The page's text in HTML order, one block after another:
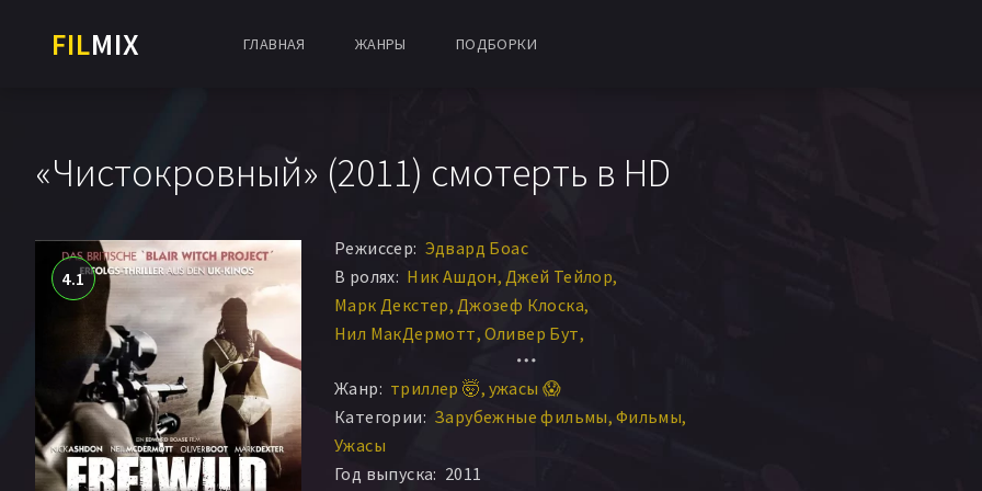
FILMIX ГЛАВНАЯ ЖАНРЫ ПОДБОРКИ
«Чистокровный» (2011) смотерть в HD
4.1
Режиссер: Эдвард Боас
В ролях: Ник Ашдон Джей Тейлор
Марк Декстер Джозеф Клоска
Нил МакДермотт Оливер Бут
Шэрон Дункан-Брюстер
Адам Бест Сисели Теннант
Жанр: триллер 🤯 ужасы 😱
Категории: Зарубежные фильмы Фильмы
Ужасы
Год выпуска: 2011